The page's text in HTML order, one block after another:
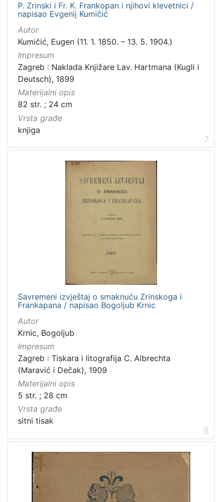
P. Zrinski i Fr. K. Frankopan i njihovi klevetnici /
napisao Evgenij Kumičić
Autor
Kumičić, Eugen (11. 1. 1850. – 13. 5. 1904.)
Impresum
Zagreb : Naklada Knjižare Lav. Hartmana (Kugli i
Deutsch), 1899
Materijalni opis
82 str. ; 24 cm
Vrsta građe
knjiga
7
Savremeni izvještaj o smaknuću Zrinskoga i
Frankapana / napisao Bogoljub Krnic
Autor
Krnic, Bogoljub
Impresum
Zagreb : Tiskara i litografija C. Albrechta
(Maravić i Dečak), 1909
Materijalni opis
5 str. ; 28 cm
Vrsta građe
sitni tisak
8